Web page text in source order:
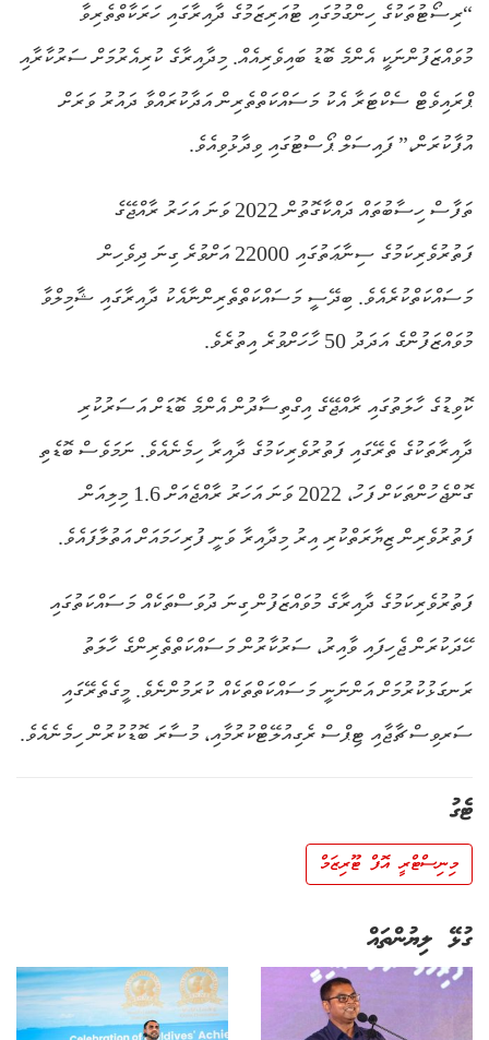
“ރިސޯޓުތަކުގެ ހިންގުމުގައި ޓުއަރިޒަމުގެ ދާއިރާގައި ހަރަކާތްތެރިވާ
މުވައްޒަފުންނަކީ އެންމެ ބޮޑު ބައިވެރިއެއް. މިދާއިރާގެ ކުރިއެރުމަށް ސަރުކާރާއި
ޕްރައިވެޓް ސެކްޓަރާ އެކު މަސައްކަތްތެރިން އަދާކުރައްވާ ދައުރު ވަރަށް
އުފާކުރަން،” ފައިސަލް ޕޯސްޓުގައި ވިދާޅުވިއެވެ.
ތަފާސް ހިސާބުތައް ދައްކާގޮތުން 2022 ވަނަ އަހަރު ރާއްޖޭގެ
ފަތުރުވެރިކަމުގެ ސިނާޢަތުގައި 22000 އަށްވުރެ ގިނަ ދިވެހިން
މަސައްކަތްކުރެއެވެ. ބިދޭސީ މަސައްކަތްތެރިންނާއެކު ދާއިރާގައި ޝާމިލްވާ
މުވައްޒަފުންގެ އަދަދު 50 ހާހަށްވުރެ އިތުރެވެ.
ކޮވިޑުގެ ހާލަތުގައި ރާއްޖޭގެ އިގްތިސާދުން އެންމެ ބޮޑަށް އަސަރުކުރި
ދާއިރާތަކުގެ ތެރޭގައި ފަތުރުވެރިކަމުގެ ދާއިރާ ހިމެނެއެވެ. ނަމަވެސް ބޮޑެތި
ގޮންޖެހުންތަކަށް ފަހު، 2022 ވަނަ އަހަރު ރާއްޖެއަށް 1.6 މިލިއަން
ފަތުރުވެރިން ޒިޔާރަތްކުރި އިރު މިދާއިރާ ވަނީ ފުރިހަމައަށް އަތުލާފައެވެ.
ފަތުރުވެރިކަމުގެ ދާއިރާގެ މުވައްޒަފުން ގިނަ ދުވަސްތަކެއް މަސައްކަތުގައި
ހޭދަކުރަން ޖެހިފައި ވާއިރު، ސަރުކާރުން މަސައްކަތްތެރިންގެ ހާލަތު
ރަނގަޅުކުރުމަށް އަންނަނީ މަސައްކަތްތަކެއް ކުރަމުންނެވެ. މީގެތެރޭގައި
ސަރވިސް ޗާޖާއި ޓިޕްސް ރެގިއުލޭޓްކުރުމާއި، މުސާރަ ބޮޑުކުރުން ހިމެނެއެވެ.
ޓެގު
މިނިސްޓްރީ އޮފް ޓޫރިޒަމް
ގުޅޭ ލިޔުންތައް